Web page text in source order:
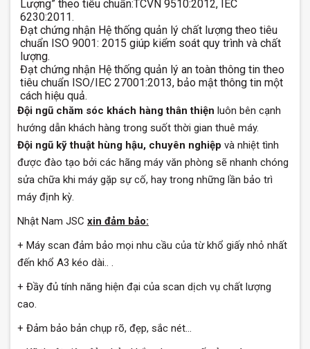
Lượng” theo tiêu chuẩn:TCVN 9510:2012, IEC
6230:2011.
Đạt chứng nhận Hệ thống quản lý chất lượng theo tiêu
chuẩn ISO 9001: 2015 giúp kiểm soát quy trình và chất
lượng.
Đạt chứng nhận Hệ thống quản lý an toàn thông tin theo
tiêu chuẩn ISO/IEC 27001:2013, bảo mật thông tin một
cách hiệu quả.
Đội ngũ chăm sóc khách hàng thân thiện luôn bên cạnh
hướng dẫn khách hàng trong suốt thời gian thuê máy.
Đội ngũ kỹ thuật hùng hậu, chuyên nghiệp và nhiệt tình
được đào tạo bởi các hãng máy văn phòng sẽ nhanh chóng
sửa chữa khi máy gặp sự cố, hay trong những lần bảo trì
máy định kỳ.
Nhật Nam JSC xin đảm bảo:
+ Máy scan đảm bảo mọi nhu cầu của từ khổ giấy nhỏ nhất
đến khổ A3 kéo dài.. .
+ Đầy đủ tính năng hiện đại của scan dịch vụ chất lượng
cao.
+ Đảm bảo bản chụp rõ, đẹp, sắc nét…